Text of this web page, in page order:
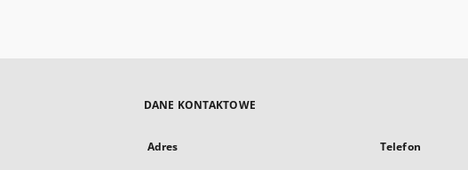
DANE KONTAKTOWE
Adres Telefon